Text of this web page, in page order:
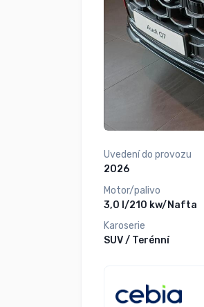
Uvedení do provozu
2026
Motor/palivo
3,0 l/210 kw/Nafta
Karoserie
SUV / Terénní